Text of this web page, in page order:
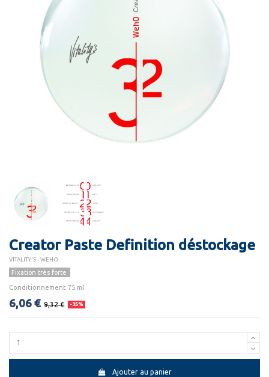
Creator Paste Definition déstockage
VITALITY'S - WEHO
Fixation très forte
Conditionnement 75 ml
6,06 € 9,32 € -35%
Ajouter au panier